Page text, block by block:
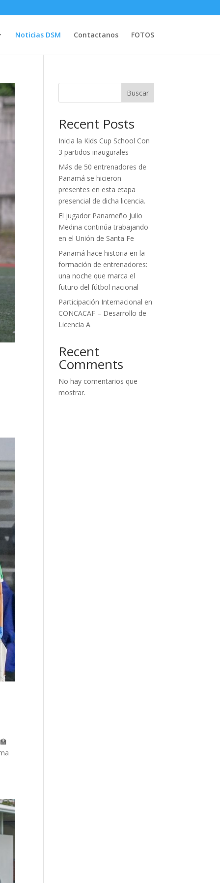
Noticias DSM Contactanos FOTOS
Buscar
Recent Posts
Inicia la Kids Cup School Con
3 partidos inaugurales
Más de 50 entrenadores de
Panamá se hicieron
presentes en esta etapa
presencial de dicha licencia.
El jugador Panameño Julio
Medina continúa trabajando
en el Unión de Santa Fe
Panamá hace historia en la
formación de entrenadores:
una noche que marca el
futuro del fútbol nacional
Participación Internacional en
CONCACAF – Desarrollo de
Licencia A
Recent
Comments
No hay comentarios que
mostrar.